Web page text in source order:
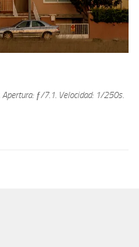
Apertura: ƒ/7.1. Velocidad: 1/250s.